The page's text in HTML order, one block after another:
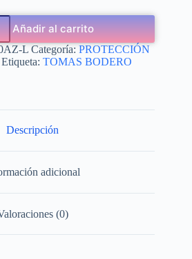
Añadir al carrito
L Categoría: PROTECCIÓN
Etiqueta: TOMAS BODERO
Descripción
adicional
(0)